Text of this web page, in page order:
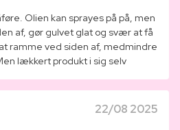
Olien kan sprayes på på, men
af, gør gulvet glat og svær at få
ramme ved siden af, medmindre
lækkert produkt i sig selv
22/08 2025